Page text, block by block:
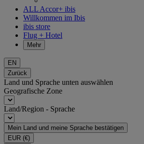
ALL Accor+ ibis
Willkommen im Ibis
ibis store
Flug + Hotel
Mehr
EN
Zurück
Land und Sprache unten auswählen
Geografische Zone
Land/Region - Sprache
Mein Land und meine Sprache bestätigen
EUR (€)